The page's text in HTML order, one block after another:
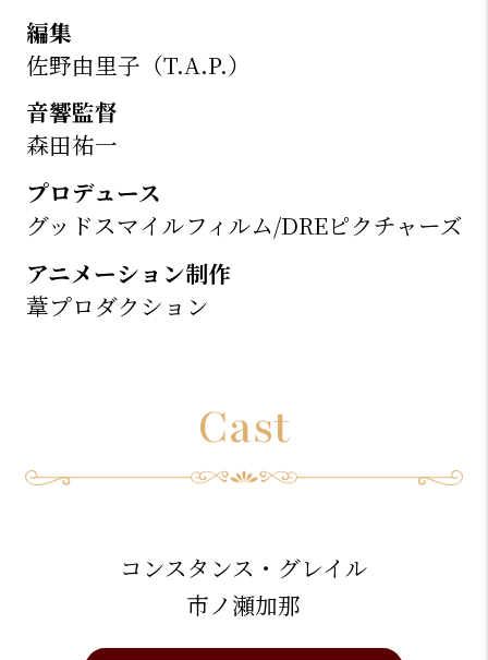
編集
佐野由里子（T.A.P.）
音響監督
森田祐一
プロデュース
グッドスマイルフィルム/DREピクチャーズ
アニメーション制作
葦プロダクション
Cast
コンスタンス・グレイル
市ノ瀬加那